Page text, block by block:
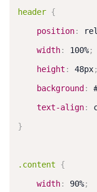
header {
position:
width: 100%;
height : 48px;
background :
text-align:
}
.content
{
width: 90%;